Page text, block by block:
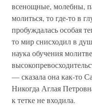
всенощные, молебны,
молиться, то где-то в
пробуждалась особая
то мир снисходил в
наука обучения
— сказала она как-то
Никогда Аглая
к тетке не входила.